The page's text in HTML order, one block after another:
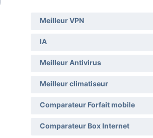
Meilleur VPN
IA
Meilleur Antivirus
Meilleur climatiseur
Comparateur Forfait mobile
Comparateur Box Internet